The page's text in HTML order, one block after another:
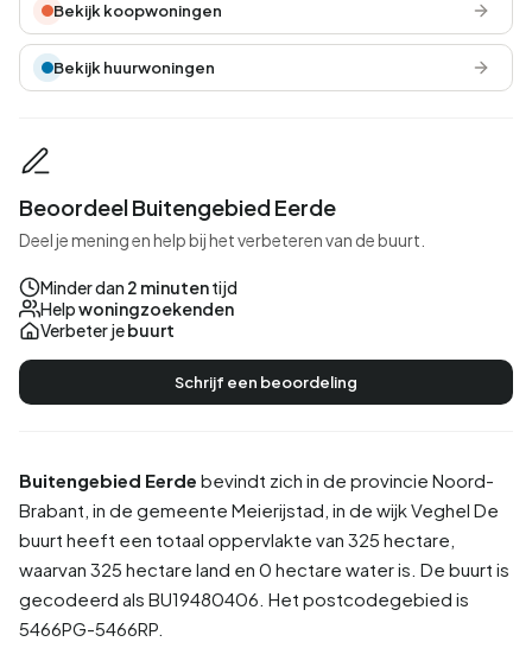
Buitengebied Eerde bevindt zich in de provincie Noord-
Brabant , in de gemeente Meierijstad , in de wijkVeghel De
buurt heeft een totaal oppervlakte van 325 hectare,
waarvan 325 hectare land en 0 hectare water is. De buurt is
gecodeerd als BU19480406. Het postcodegebied is
5466PG-5466RP.
Bekijk koopwoningen
Bekijk huurwoningen
Beoordeel Buitengebied Eerde
Deel je mening en help bij het verbeteren van de buurt.
Minder dan 2 minutentijd
Helpwoningzoekenden
Verbeter jebuurt
Schrijf een beoordeling